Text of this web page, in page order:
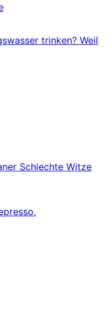
trinken? Weil
Schlechte Witze